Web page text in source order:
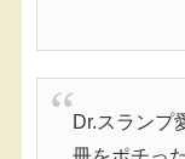
Dr.スランプ